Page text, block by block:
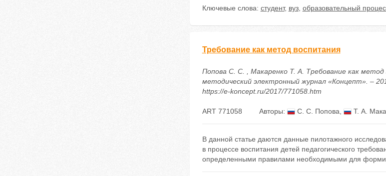
Ключевые слова: студент, вуз, образовательный
Требование как метод воспитания
Попова С. С. , Макаренко Т. А. Требование как метод
методический электронный журнал «Концепт». –
https://e-koncept.ru/2017/771058.htm
ART 771058 Авторы: С. С. Попова Т. А.
В данной статье даются данные пилотажного
в процессе воспитания детей педагогического
определенными правилами необходимыми для